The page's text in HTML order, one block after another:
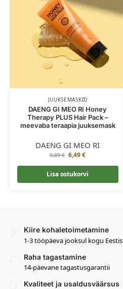
JUUKSEMASKID
DAENG GI MEO RI Honey
Therapy PLUS Hair Pack –
meevaba teraapia juuksemask
DAENG GI MEO RI
9,89€ 6,49€
Lisa ostukorvi
Kiire kohaletoimetamine
1-3 tööpäeva jooksul kogu Eestis
Raha tagastamine
14-päevane tagastusgarantii
Kvaliteet ja usaldusväärsus